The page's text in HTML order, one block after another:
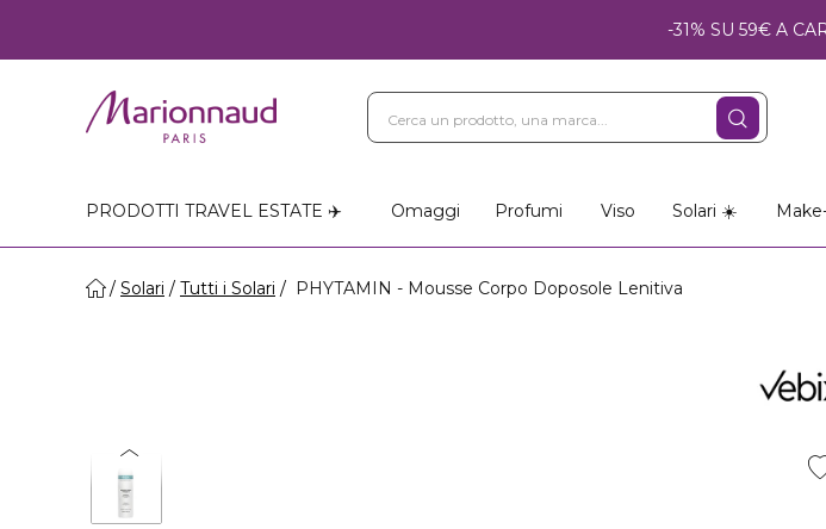
-31% SU 59€ A
PRODOTTI TRAVEL ESTATE ✈️ Omaggi Profumi Viso Solari ☀️
Solari Tutti i Solari PHYTAMIN - Mousse Corpo Doposole Lenitiva